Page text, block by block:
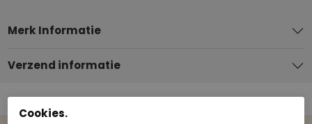
Merk Informatie
Verzend informatie
Cookies.